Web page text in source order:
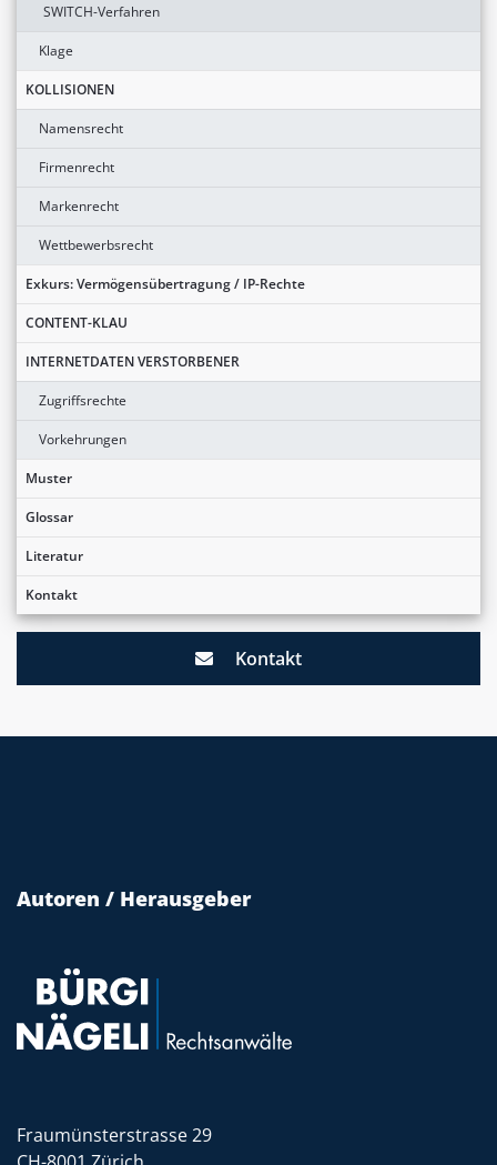
SWITCH-Verfahren
Klage
KOLLISIONEN
Namensrecht
Firmenrecht
Markenrecht
Wettbewerbsrecht
Exkurs: Vermögensübertragung / IP-Rechte
CONTENT-KLAU
INTERNETDATEN VERSTORBENER
Zugriffsrechte
Vorkehrungen
Muster
Glossar
Literatur
Kontakt
Kontakt
Autoren / Herausgeber
Fraumünsterstrasse 29